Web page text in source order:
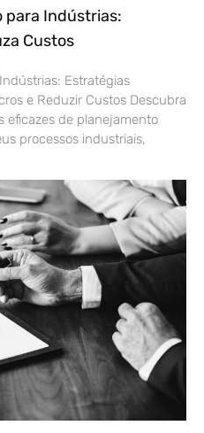
para Indústrias:
Custos
Estratégias
e Reduzir Custos Descubra
eficazes de planejamento
processos industriais,